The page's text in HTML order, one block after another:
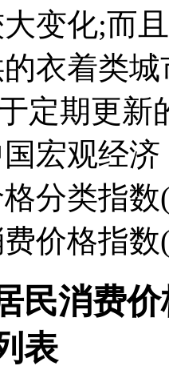
大变化;而
衣着类
定期更
宏观经
分类指
价格指
民消费
表